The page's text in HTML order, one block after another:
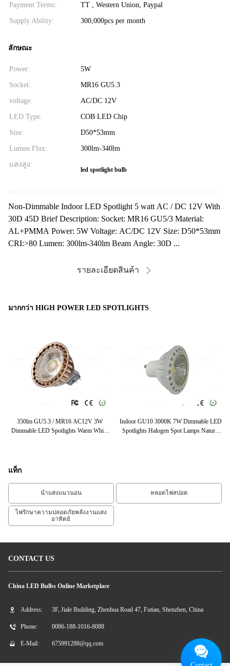
Payment Terms: TT , Western Union, Paypal
Supply Ability: 300,000pcs per month
ลักษณะ
Power: 5W
Socket: MR16 GU5.3
voltage: AC/DC 12V
LED Type: COB LED Chip
Size: D50*53mm
Lumen Flux: 300lm-340lm
แสงสูง:
led spotlight bulb
Non-Dimmable Indoor LED Spotlight 5 watt AC / DC 12V With
30D 45D​ Brief Description: Socket: MR16 GU5/3 Material:
AL+PMMA Power: 5W Voltage: AC/DC 12V Size: D50*53mm
CRI:>80 Lumen: 300lm-340lm Beam Angle: 30D ...
รายละเอียดสินค้า
มากกว่า HIGH POWER LED SPOTLIGHTS
350lm GU5.3 / MR16 AC12V 3W
Dimmable LED Spotlights Warm White
Indoor GU10 3000K 7W Dimmable LED
Spotlights Halogen Spot Lamps Natural
แท็ก
นำแสงแนวนอน หลอดไฟสปอต
ไฟรักษาความปลอดภัยพลังงานแสง
อาทิตย์
CONTACT US
China LED Bulbs Online Marketplace
Address: 3F, Jiale Building, Zhenhua Road 47, Futian, Shenzhen, China
Phone: 0086-188-1016-8088
E-Mail: 675991288@qq.com